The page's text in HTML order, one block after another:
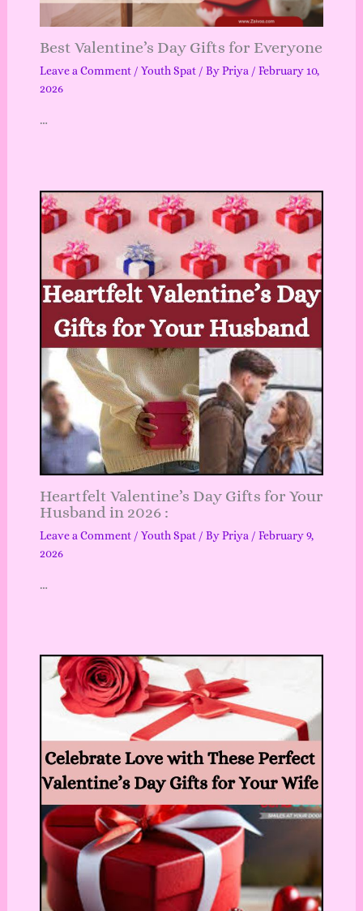
Best Valentine’s Day Gifts for Everyone
Leave a Comment / Youth Spat/ ByPriya / February 10,
2026
…
Heartfelt Valentine’s Day Gifts for Your
Husband in 2026 :
Leave a Comment / Youth Spat/ ByPriya / February 9,
2026
…